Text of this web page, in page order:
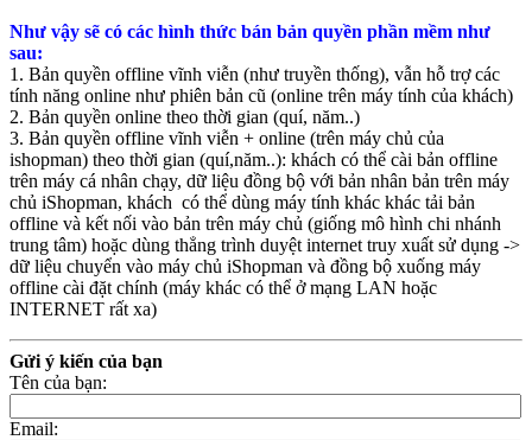
Như vậy sẽ có các hình thức bán bản quyền phần mềm như
sau:
1. Bản quyền offline vĩnh viễn (như truyền thống), vẫn hỗ trợ các
tính năng online như phiên bản cũ (online trên máy tính của khách)
2. Bản quyền online theo thời gian (quí, năm..)
3. Bản quyền offline vĩnh viễn + online (trên máy chủ của
ishopman) theo thời gian (quí,năm..): khách có thể cài bản offline
trên máy cá nhân chạy, dữ liệu đồng bộ với bản nhân bản trên máy
chủ iShopman, khách có thể dùng máy tính khác khác tải bản
offline và kết nối vào bản trên máy chủ (giống mô hình chi nhánh
trung tâm) hoặc dùng thẳng trình duyệt internet truy xuất sử dụng ->
dữ liệu chuyển vào máy chủ iShopman và đồng bộ xuống máy
offline cài đặt chính (máy khác có thể ở mạng LAN hoặc
INTERNET rất xa)
Gửi ý kiến của bạn
Tên của bạn:
Email: